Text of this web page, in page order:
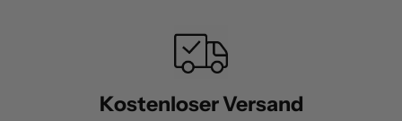
Kostenloser Versand